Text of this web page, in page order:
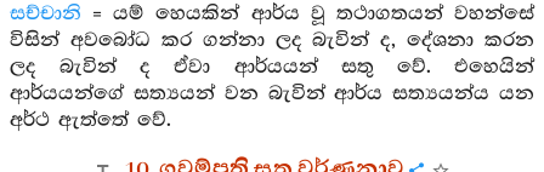
සච්චානි = යම් හෙයකින් ආර්ය වූ තථාගතයන් වහන්සේ
විසින් අවබෝධ කර ගන්නා ලද බැවින් ද, දේශනා කරන
ලද බැවින් ද ඒවා ආර්යයන් සතු වේ. එහෙයින්
ආර්යයන්ගේ සත්‍යයන් වන බැවින් ආර්ය සත්‍යයන්ය යන
අර්ථ ඇත්තේ වේ.